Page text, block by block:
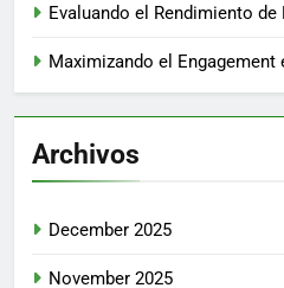
Evaluando el Rendimiento
Maximizando el Engagement
Archivos
December 2025
November 2025